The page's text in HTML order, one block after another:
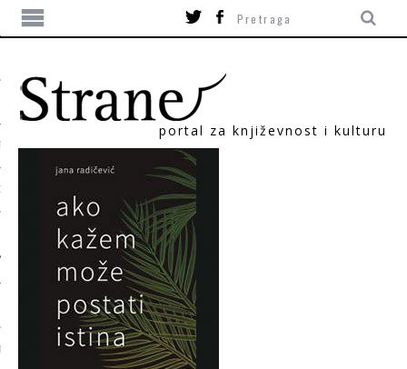
portal za književnost i kulturu